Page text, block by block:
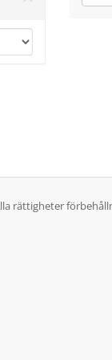
rättigheter